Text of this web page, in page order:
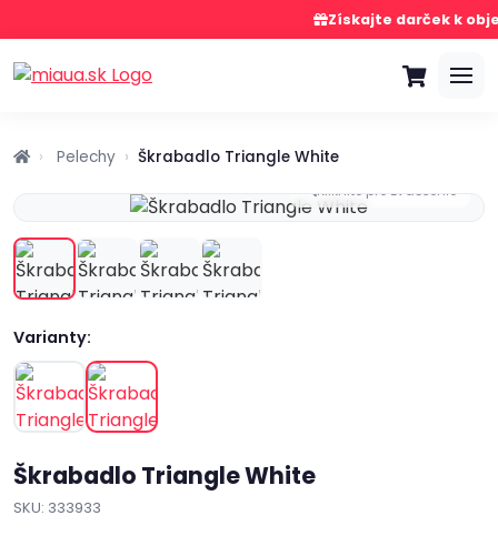
Získajte darček k
Pelechy Škrabadlo Triangle White
Kliknite pre zväčšenie
Varianty:
Škrabadlo Triangle White
SKU: 333933